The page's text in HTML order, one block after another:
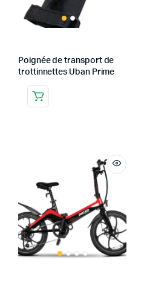
Poignée de transport de
trottinnettes Uban Prime